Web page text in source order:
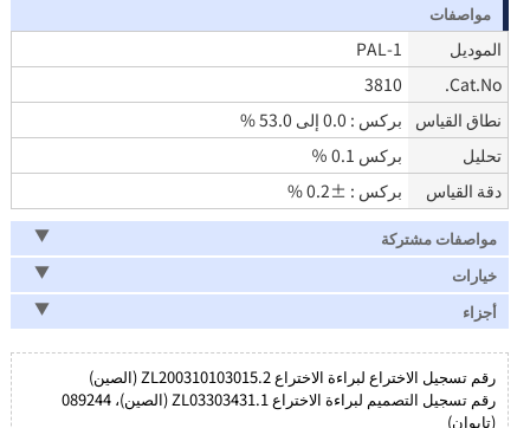
مواصفات
الموديل
PAL-1
Cat.No.
3810
نطاق القياس
بركس : 0.0 إلى 53.0 %
تحليل
بركس 0.1 ％
دقة القياس
بركس : ±0.2 %
مواصفات مشتركة
خيارات
أجزاء
رقم تسجيل الاختراع لبراءة الاختراع ZL200310103015.2 (الصين)
رقم تسجيل التصميم لبراءة الاختراع ZL03303431.1 (الصين)، 089244
(تايوان)